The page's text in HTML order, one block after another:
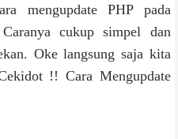
mengupdate PHP pada
cukup simpel dan
Oke langsung saja kita
!! Cara Mengupdate